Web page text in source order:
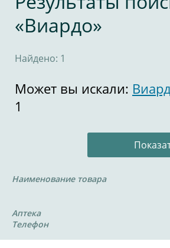
«Виардо»
Найдено: 1
Может вы искали:
1
Наименование товара
Аптека
Телефон